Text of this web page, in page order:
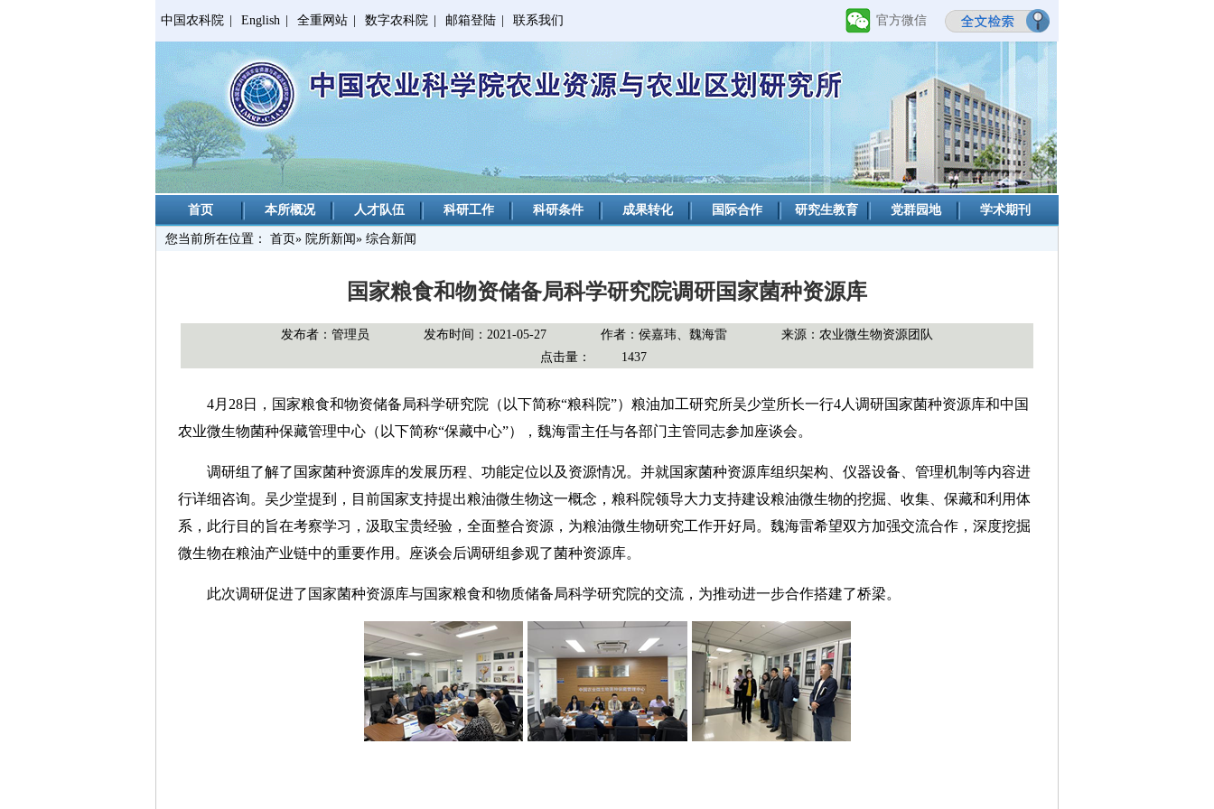
中国农科院 English 全重网站 数字农科院 邮箱登陆 联系我们 官方微信
首页 本所概况 人才队伍 科研工作 科研条件 成果转化 国际合作 研究生教育 党群园地 学术期刊
您当前所在位置： 首页» 院所新闻» 综合新闻
国家粮食和物资储备局科学研究院调研国家菌种资源库
发布者：管理员 发布时间：2021-05-27 作者：侯嘉玮、魏海雷
来源：农业微生物资源团队
点击量：
1437
4月28日，国家粮食和物资储备局科学研究院（以下简称“粮科院”）粮油加工研究所吴少堂所长一行4人调研国家菌种资源库和中国
农业微生物菌种保藏管理中心（以下简称“保藏中心”），魏海雷主任与各部门主管同志参加座谈会。
调研组了解了国家菌种资源库的发展历程、功能定位以及资源情况。并就国家菌种资源库组织架构、仪器设备、管理机制等内容进
行详细咨询。吴少堂提到，目前国家支持提出粮油微生物这一概念，粮科院领导大力支持建设粮油微生物的挖掘、收集、保藏和利用体
系，此行目的旨在考察学习，汲取宝贵经验，全面整合资源，为粮油微生物研究工作开好局。魏海雷希望双方加强交流合作，深度挖掘
微生物在粮油产业链中的重要作用。座谈会后调研组参观了菌种资源库。
此次调研促进了国家菌种资源库与国家粮食和物质储备局科学研究院的交流，为推动进一步合作搭建了桥梁。